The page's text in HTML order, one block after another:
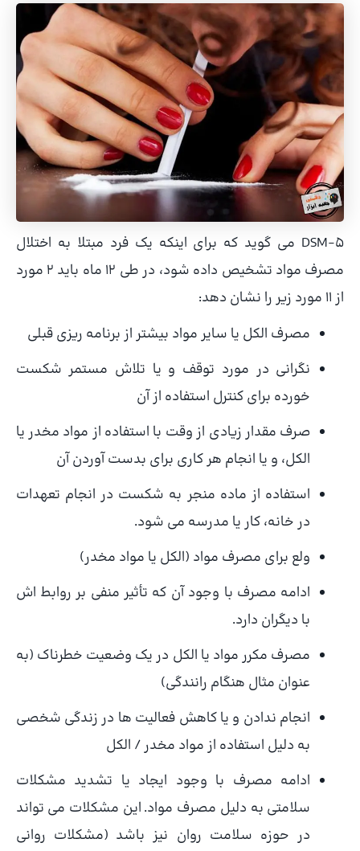
DSM-5 می گوید که برای اینکه یک فرد مبتلا به اختلال
مصرف مواد تشخیص داده شود، در طی 12 ماه باید 2 مورد
از 11 مورد زیر را نشان دهد:
مصرف الکل یا سایر مواد بیشتر از برنامه ریزی قبلی
نگرانی در مورد توقف و یا تلاش مستمر شکست
خورده برای کنترل استفاده از آن
صرف مقدار زیادی از وقت با استفاده از مواد مخدر یا
الکل، و یا انجام هر کاری برای بدست آوردن آن
استفاده از ماده منجر به شکست در انجام تعهدات
در خانه، کار یا مدرسه می شود.
ولع برای مصرف مواد (الکل یا مواد مخدر)
ادامه مصرف با وجود آن که تأثیر منفی بر روابط اش
با دیگران دارد.
مصرف مکرر مواد یا الکل در یک وضعیت خطرناک (به
عنوان مثال هنگام رانندگی)
انجام ندادن و یا کاهش فعالیت ها در زندگی شخصی
به دلیل استفاده از مواد مخدر / الکل
ادامه مصرف با وجود ایجاد یا تشدید مشکلات
سلامتی به دلیل مصرف مواد. این مشکلات می تواند
در حوزه سلامت روان نیز باشد (مشکلات روانی